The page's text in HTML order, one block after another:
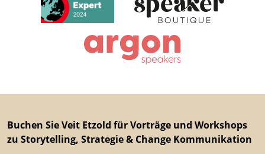
Buchen Sie Veit Etzold für Vorträge und Workshops
zu Storytelling, Strategie & Change Kommunikation